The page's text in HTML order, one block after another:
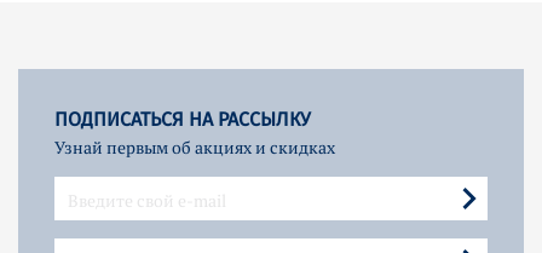
ПОДПИСАТЬСЯ НА РАССЫЛКУ
Узнай первым об акциях и скидках